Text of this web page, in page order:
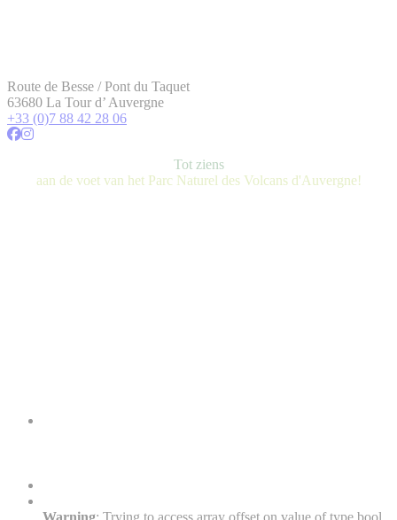
Route de Besse / Pont du Taquet
63680 La Tour d’ Auvergne
+33 (0)7 88 42 28 06
Tot ziens
aan de voet van het Parc Naturel des Volcans d'Auvergne!
Warning: Trying to access array offset on value of type bool